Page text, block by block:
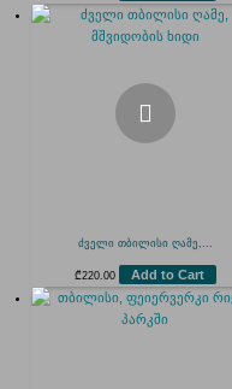
ძველი თბილისი ღამე,...
₾220.00 Add to Cart